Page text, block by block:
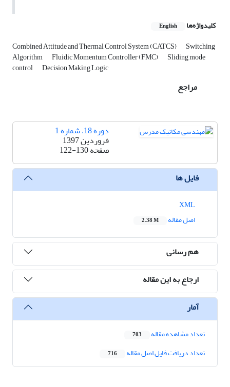
کلیدواژه‌ها English
Combined Attitude and Thermal Control System (CATCS) Switching
Algorithm Fluidic Momentum Controller (FMC) Sliding mode
control Decision Making Logic
مراجع
دوره 18، شماره 1
فروردین 1397
صفحه122-130
فایل ها
اصل مقاله
2.38 M
هم رسانی
ارجاع به این مقاله
آمار
تعداد مشاهده مقاله 703
تعداد دریافت فایل اصل مقاله 716